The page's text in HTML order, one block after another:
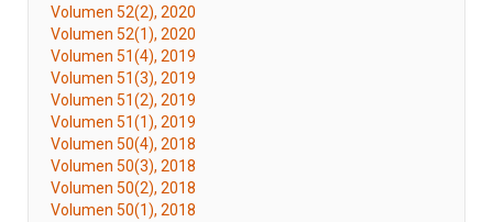
Volumen 52(2), 2020
Volumen 52(1), 2020
Volumen 51(4), 2019
Volumen 51(3), 2019
Volumen 51(2), 2019
Volumen 51(1), 2019
Volumen 50(4), 2018
Volumen 50(3), 2018
Volumen 50(2), 2018
Volumen 50(1), 2018